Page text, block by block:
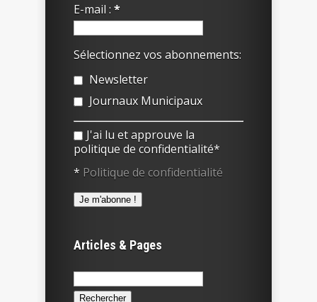
E-mail : *
Sélectionnez vos abonnements:
Newsletter
Journaux Municipaux
J'ai lu et approuve la
politique de confidentialité*
* Politique de confidentialité
Articles & Pages
Rechercher :